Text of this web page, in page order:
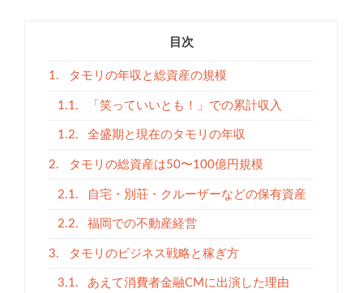
目次
1. タモリの年収と総資産の規模
1.1. 「笑っていいとも！」での累計収入
1.2. 全盛期と現在のタモリの年収
2. タモリの総資産は50〜100億円規模
2.1. 自宅・別荘・クルーザーなどの保有資産
2.2. 福岡での不動産経営
3. タモリのビジネス戦略と稼ぎ方
3.1. あえて消費者金融CMに出演した理由